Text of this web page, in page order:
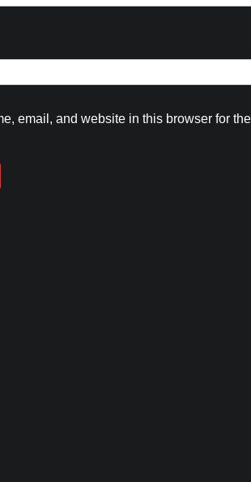
email, and website in this browser for